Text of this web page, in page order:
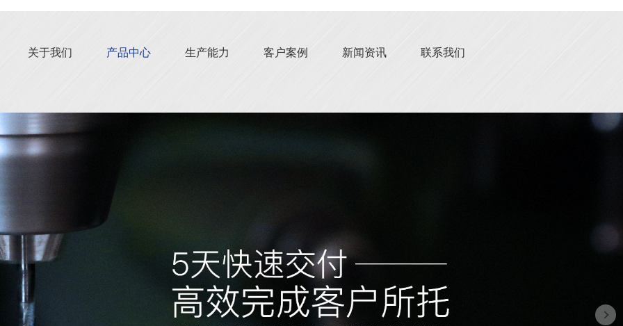
关于我们 产品中心 生产能力 客户案例 新闻资讯 联系我们